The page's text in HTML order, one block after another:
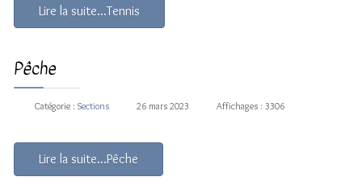
Lire la suite...Tennis
Pêche
Catégorie : Sections 26 mars 2023 Affichages : 3306
Lire la suite...Pêche